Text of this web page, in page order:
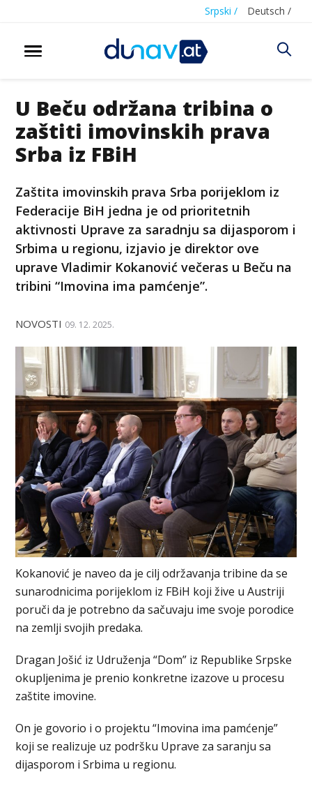
Srpski / Deutsch /
U Beču održana tribina o
zaštiti imovinskih prava
Srba iz FBiH
Zaštita imovinskih prava Srba porijeklom iz
Federacije BiH jedna je od prioritetnih
aktivnosti Uprave za saradnju sa dijasporom i
Srbima u regionu, izjavio je direktor ove
uprave Vladimir Kokanović večeras u Beču na
tribini “Imovina ima pamćenje”.
NOVOSTI 09. 12. 2025.
Kokanović je naveo da je cilj održavanja tribine da se
sunarodnicima porijeklom iz FBiH koji žive u Austriji
poruči da je potrebno da sačuvaju ime svoje porodice
na zemlji svojih predaka.
Dragan Јošić iz Udruženja “Dom” iz Republike Srpske
okupljenima je prenio konkretne izazove u procesu
zaštite imovine.
On je govorio i o projektu “Imovina ima pamćenje”
koji se realizuje uz podršku Uprave za saranju sa
dijasporom i Srbima u regionu.